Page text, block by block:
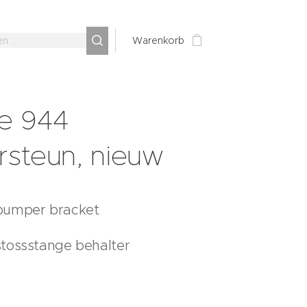
Warenkorb
944
nieuw
bracket
behalter